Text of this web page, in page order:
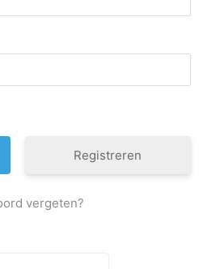
Registreren
vergeten?